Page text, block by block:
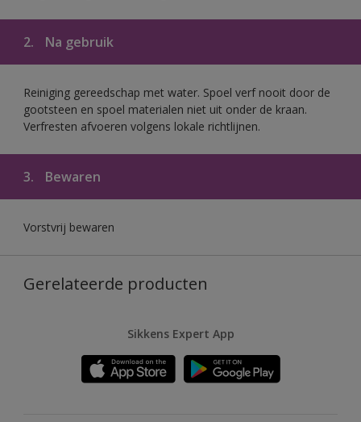
2. Na gebruik
Reiniging gereedschap met water. Spoel verf nooit door de
gootsteen en spoel materialen niet uit onder de kraan.
Verfresten afvoeren volgens lokale richtlijnen.
3. Bewaren
Vorstvrij bewaren
Gerelateerde producten
Sikkens Expert App